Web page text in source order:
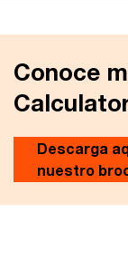
Conoce
Descarga
nuestro